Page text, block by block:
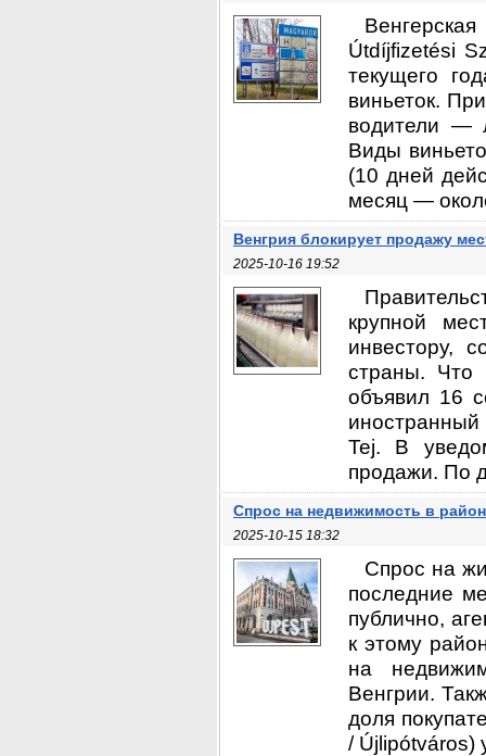
Útdíjfizetési
текущего
виньеток.
водители —
Виды
(10 дней
месяц —
Венгрия блокирует продажу
2025-10-16 19:52
крупной
инвестору,
страны. Что
объявил 16
Tej. В
продажи. По
Спрос на недвижимость в
2025-10-15 18:32
Спрос на
последние
публично,
к этому
на
Венгрии.
доля
/ Újlipótváros)